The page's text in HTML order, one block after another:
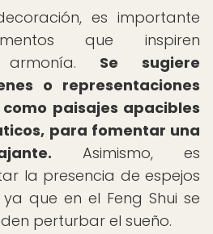
es importante
que inspiren
Se sugiere
o representaciones
paisajes apacibles
para fomentar una
Asimismo, es
la presencia de espejos
que en el Feng Shui se
perturbar el sueño.